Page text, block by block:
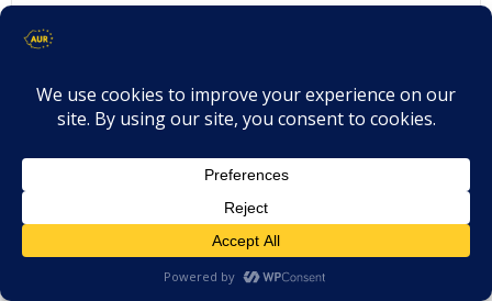
Deputatul AUR Fabian Radu critică discursul
premierului Ilie Bolojan din […]
Citește mai mult..